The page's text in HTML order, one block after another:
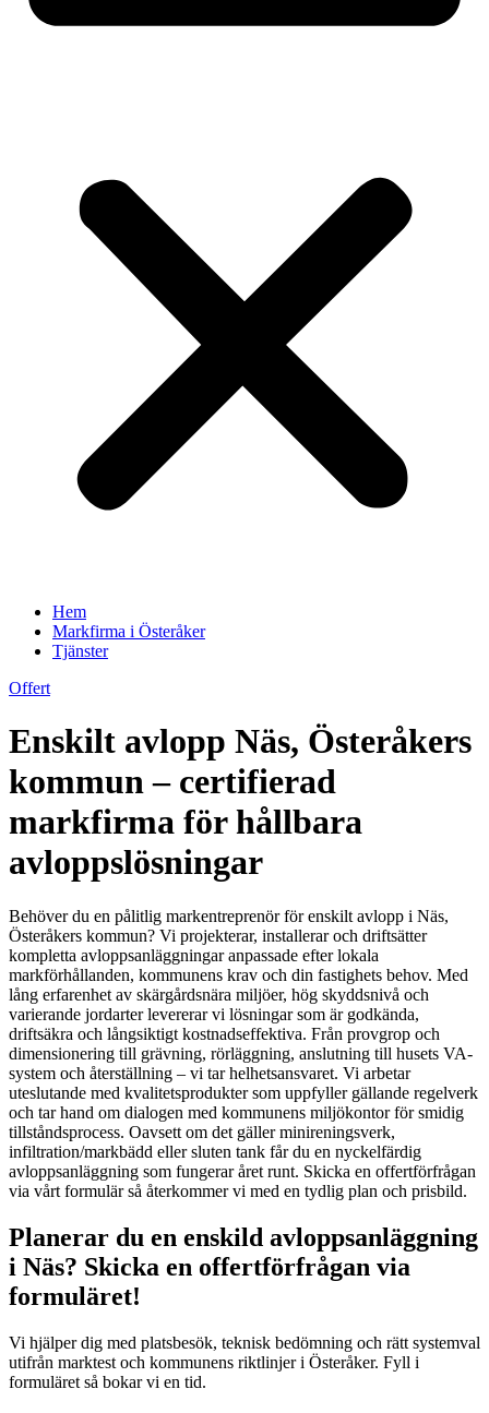
Hem
Markfirma i Österåker
Tjänster
Offert
Enskilt avlopp Näs, Österåkers
kommun – certifierad
markfirma för hållbara
avloppslösningar
Behöver du en pålitlig markentreprenör för enskilt avlopp i Näs,
Österåkers kommun? Vi projekterar, installerar och driftsätter
kompletta avloppsanläggningar anpassade efter lokala
markförhållanden, kommunens krav och din fastighets behov. Med
lång erfarenhet av skärgårdsnära miljöer, hög skyddsnivå och
varierande jordarter levererar vi lösningar som är godkända,
driftsäkra och långsiktigt kostnadseffektiva. Från provgrop och
dimensionering till grävning, rörläggning, anslutning till husets VA-
system och återställning – vi tar helhetsansvaret. Vi arbetar
uteslutande med kvalitetsprodukter som uppfyller gällande regelverk
och tar hand om dialogen med kommunens miljökontor för smidig
tillståndsprocess. Oavsett om det gäller minireningsverk,
infiltration/markbädd eller sluten tank får du en nyckelfärdig
avloppsanläggning som fungerar året runt. Skicka en offertförfrågan
via vårt formulär så återkommer vi med en tydlig plan och prisbild.
Planerar du en enskild avloppsanläggning
i Näs? Skicka en offertförfrågan via
formuläret!
Vi hjälper dig med platsbesök, teknisk bedömning och rätt systemval
utifrån marktest och kommunens riktlinjer i Österåker. Fyll i
formuläret så bokar vi en tid.